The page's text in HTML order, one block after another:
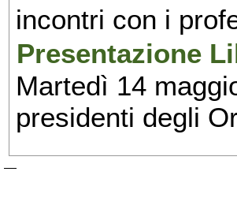
incontri con i
Presentazione
Martedì 14
presidenti degli